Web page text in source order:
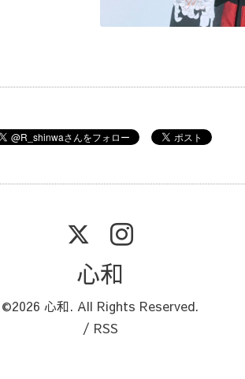
心和
©2026 心和. All Rights Reserved.
/ RSS